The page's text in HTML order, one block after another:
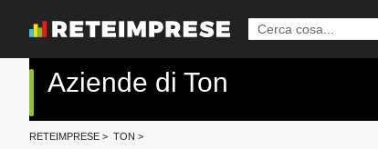
Aziende di Ton
RETEIMPRESE > TON >